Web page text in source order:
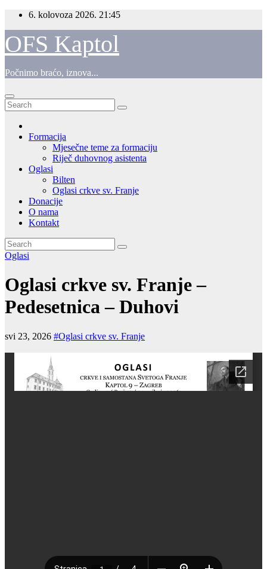
Skip
content
6. kolovoza 2026. 21:45
OFS Kaptol
Počnimo braćo, iznova...
Formacija
Mjesečne teme za formaciju
Riječ duhovnog asistenta
Oglasi
Bilten
Oglasi crkve sv. Franje
Donacije
O nama
Kontakt
Oglasi
Oglasi crkve sv. Franje –
Pedesetnica – Duhovi
svi 23, 2026 #Oglasi crkve sv. Franje